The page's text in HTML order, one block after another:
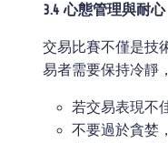
3.4心態管理與耐心
交易比賽不僅是技
易者需要保持冷靜
若交易表現不
不要過於貪婪